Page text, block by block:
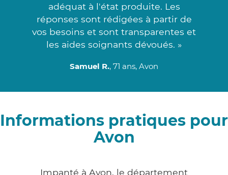
adéquat à l'état produite. Les
réponses sont rédigées à partir de
vos besoins et sont transparentes et
les aides soignants dévoués. »
Samuel R., 71 ans, Avon
Informations pratiques pour
Avon
Impanté à Avon, le département